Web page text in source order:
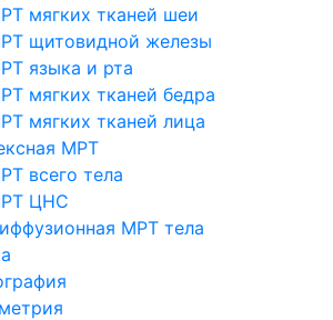
мягких тканей шеи
щитовидной железы
языка и рта
мягких тканей бедра
мягких тканей лица
МРТ
всего тела
ЦНС
МРТ тела